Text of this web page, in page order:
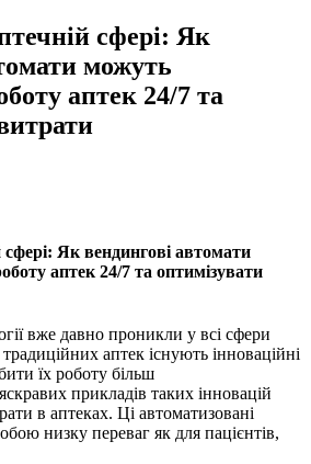
сфері: Як
можуть
аптек 24/7 та
Як вендингові автомати
аптек 24/7 та оптимізувати
вже давно проникли у всі сфери
аптек існують інноваційні
їх роботу більш
прикладів таких інновацій
в аптеках. Ці автоматизовані
низку переваг як для пацієнтів,